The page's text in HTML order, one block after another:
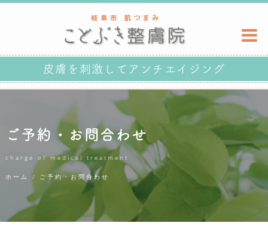
皮膚を刺激してアンチエイジング
ご予約・お問合わせ
charge of medical treatment
ホーム / ご予約・お問合わせ